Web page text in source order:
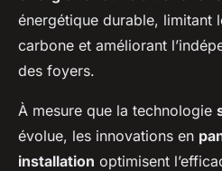
énergétique durable, limitant
carbone et améliorant
des foyers.
À mesure que la technologie
évolue, les innovations en
installation optimisent